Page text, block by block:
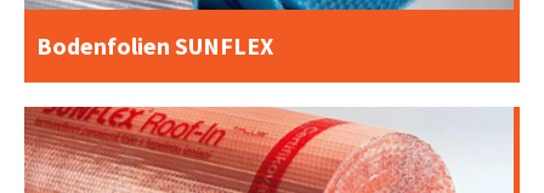
Bodenfolien SUNFLEX